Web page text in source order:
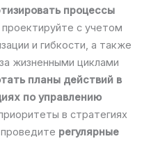
процессы
проектируйте с учетом
и гибкости, а также
жизненными циклами
планы действий в
по управлению
в стратегиях
регулярные